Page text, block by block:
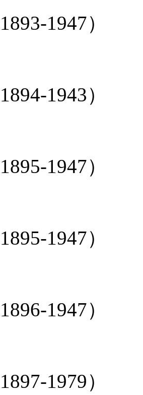
1947）
1943）
1947）
1947）
1947）
1979）